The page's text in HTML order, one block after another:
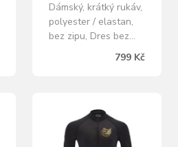
Dámský, krátký rukáv,
polyester / elastan,
bez zipu, Dres bez
zapínání je určený pro
zpracování. Střih
dresu je volný,
zvolený materiál je
799 Kč